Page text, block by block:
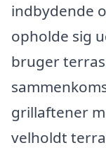
indbydende
opholde sig
bruger
grillaftener
velholdt